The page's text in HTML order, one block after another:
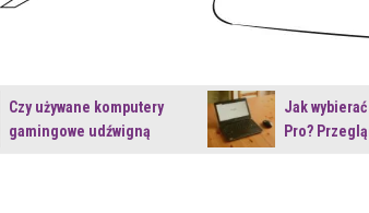
Czy używane komputery
gamingowe udźwigną
Jak wybierać
Pro?